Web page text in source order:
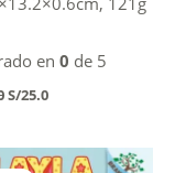
en 0 de 5
Original
S/29.0.
S/25.0Current
S/25.0.